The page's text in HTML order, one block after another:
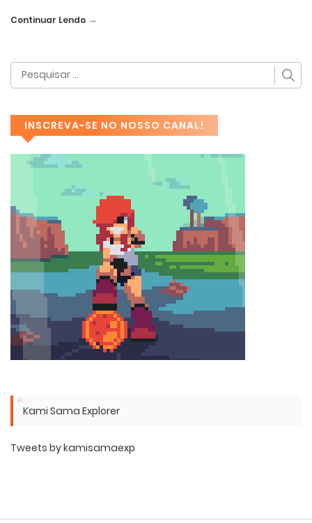
Continuar Lendo →
INSCREVA-SE NO NOSSO CANAL!
Kami Sama Explorer
Tweets by kamisamaexp